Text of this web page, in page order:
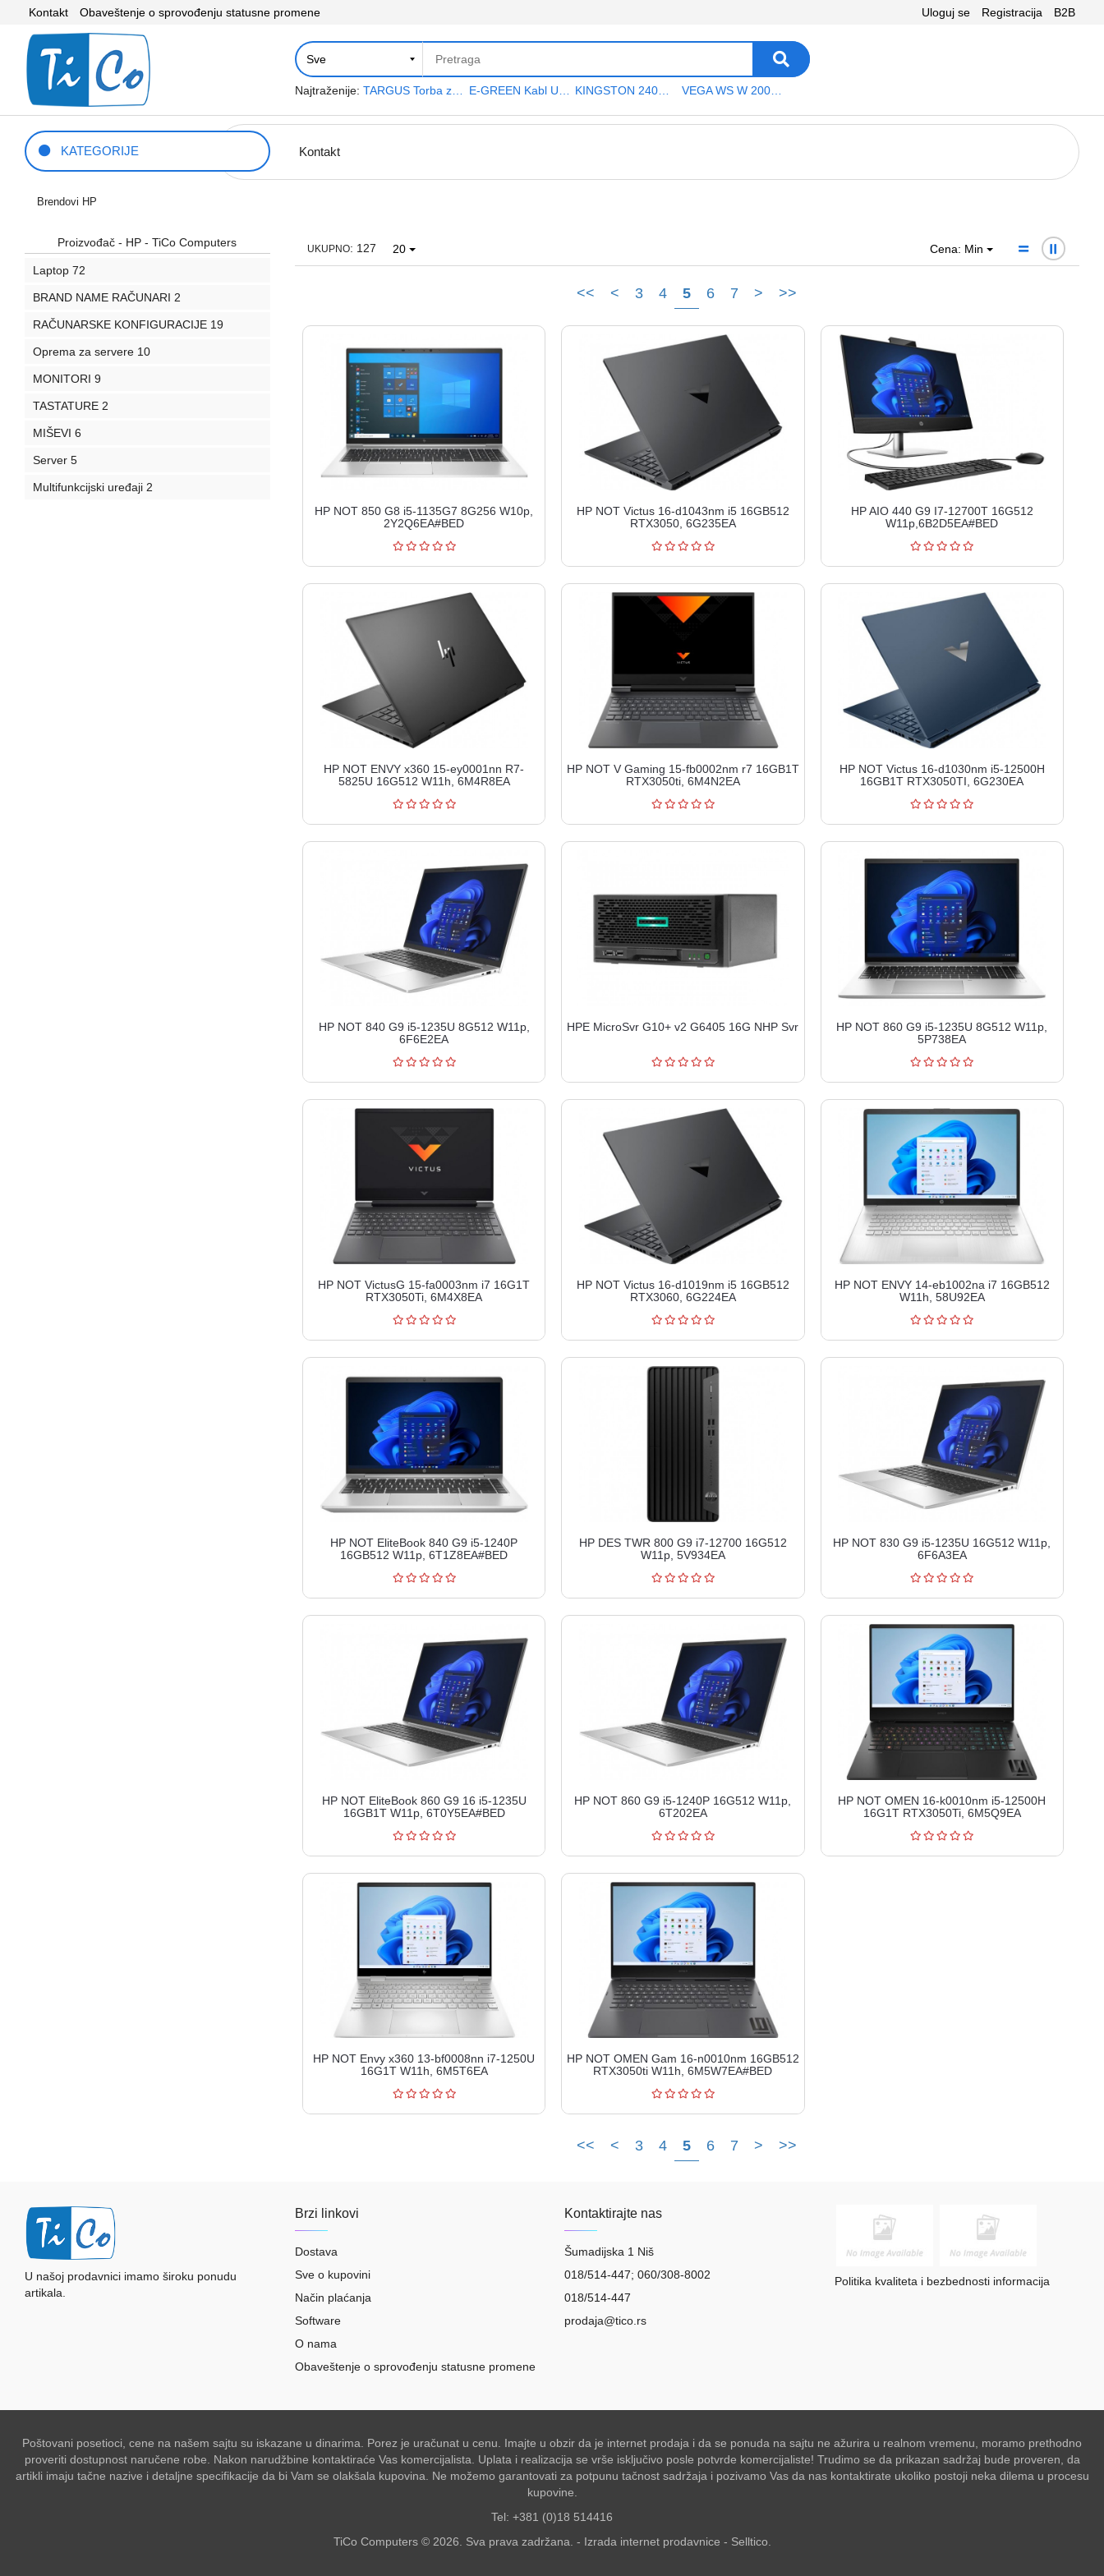
Kontakt Obaveštenje o sprovođenju statusne promene Uloguj se Registracija B2B
Najtraženije: TARGUS Torba za notebook 15.6" TAR300 VEGA WS W 200 platno
KATEGORIJE Kontakt
Brendovi HP
Proizvođač - HP - TiCo Computers
Laptop 72
BRAND NAME RAČUNARI 2
RAČUNARSKE KONFIGURACIJE 19
Oprema za servere 10
MONITORI 9
TASTATURE 2
MIŠEVI 6
Server 5
Multifunkcijski uređaji 2
UKUPNO: 127 20 Cena: Min
<< < 3 4 5 6 7 > >>
HP NOT 850 G8 i5-1135G7 8G256 W10p,
2Y2Q6EA#BED
HP NOT Victus 16-d1043nm i5 16GB512
RTX3050, 6G235EA
HP AIO 440 G9 I7-12700T 16G512
W11p,6B2D5EA#BED
HP NOT ENVY x360 15-ey0001nn R7-
5825U 16G512 W11h, 6M4R8EA
HP NOT V Gaming 15-fb0002nm r7 16GB1T
RTX3050ti, 6M4N2EA
HP NOT Victus 16-d1030nm i5-12500H
16GB1T RTX3050TI, 6G230EA
HP NOT 840 G9 i5-1235U 8G512 W11p,
6F6E2EA
HPE MicroSvr G10+ v2 G6405 16G NHP Svr
HP NOT 860 G9 i5-1235U 8G512 W11p,
5P738EA
HP NOT VictusG 15-fa0003nm i7 16G1T
RTX3050Ti, 6M4X8EA
HP NOT Victus 16-d1019nm i5 16GB512
RTX3060, 6G224EA
HP NOT ENVY 14-eb1002na i7 16GB512
W11h, 58U92EA
HP NOT EliteBook 840 G9 i5-1240P
16GB512 W11p, 6T1Z8EA#BED
HP DES TWR 800 G9 i7-12700 16G512
W11p, 5V934EA
HP NOT 830 G9 i5-1235U 16G512 W11p,
6F6A3EA
HP NOT EliteBook 860 G9 16 i5-1235U
16GB1T W11p, 6T0Y5EA#BED
HP NOT 860 G9 i5-1240P 16G512 W11p,
6T202EA
HP NOT OMEN 16-k0010nm i5-12500H
16G1T RTX3050Ti, 6M5Q9EA
HP NOT Envy x360 13-bf0008nn i7-1250U
16G1T W11h, 6M5T6EA
HP NOT OMEN Gam 16-n0010nm 16GB512
RTX3050ti W11h, 6M5W7EA#BED
<< < 3 4 5 6 7 > >>
U našoj prodavnici imamo široku ponudu
artikala.
Brzi linkovi
Dostava
Sve o kupovini
Način plaćanja
Software
O nama
Obaveštenje o sprovođenju statusne promene
Kontaktirajte nas
Šumadijska 1 Niš
018/514-447; 060/308-8002
018/514-447
prodaja@tico.rs
Politika kvaliteta i bezbednosti informacija
Poštovani posetioci, cene na našem sajtu su iskazane u dinarima. Porez je uračunat u cenu. Imajte u obzir da je internet prodaja i da se ponuda na sajtu ne ažurira u realnom vremenu, moramo prethodno
proveriti dostupnost naručene robe. Nakon narudžbine kontaktiraće Vas komercijalista. Uplata i realizacija se vrše isključivo posle potvrde komercijaliste! Trudimo se da prikazan sadržaj bude proveren, da
artikli imaju tačne nazive i detaljne specifikacije da bi Vam se olakšala kupovina. Ne možemo garantovati za potpunu tačnost sadržaja i pozivamo Vas da nas kontaktirate ukoliko postoji neka dilema u procesu
kupovine.
Tel: +381 (0)18 514416
TiCo Computers © 2026. Sva prava zadržana. - Izrada internet prodavnice - Selltico.